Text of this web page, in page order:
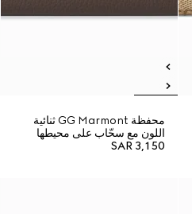
محفظة GG Marmont ثنائية
اللون مع سحّاب على محيطها
SAR 3,150